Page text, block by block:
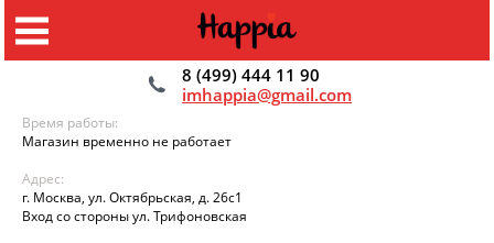
8 (499) 444 11 90
imhappia@gmail.com
Время работы:
Магазин временно не работает
Адрес:
г. Москва, ул. Октябрьская, д. 26с1
Вход со стороны ул. Трифоновская